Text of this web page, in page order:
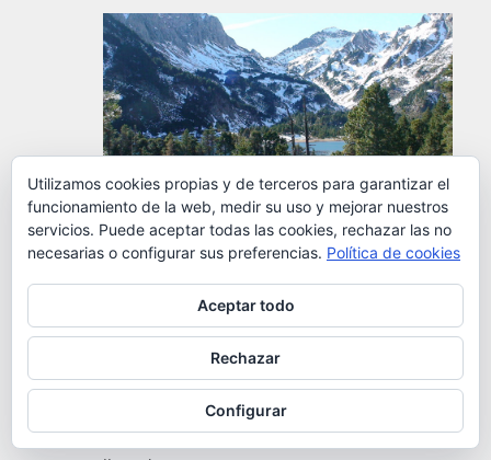
Podemos rodear el lago sin problema,
pero hay que contar algo más de 1 hora
para hacerlo.
En el lado contrario a donde hemos
Utilizamos cookies propias y de terceros para garantizar el
funcionamiento de la web, medir su uso y mejorar nuestros
servicios. Puede aceptar todas las cookies, rechazar las no
necesarias o configurar sus preferencias. Política de cookies
Aceptar todo
Rechazar
Configurar